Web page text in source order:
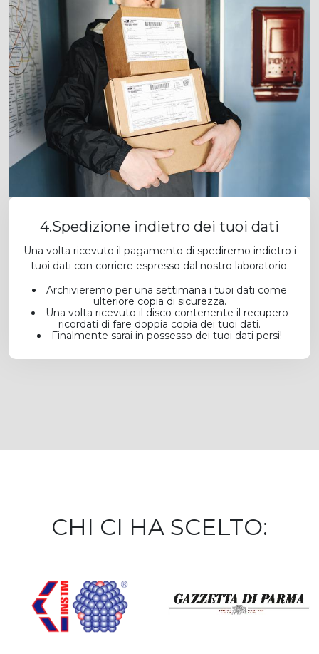
4.Spedizione indietro dei tuoi dati
Una volta ricevuto il pagamento di spediremo indietro i
tuoi dati con corriere espresso dal nostro laboratorio.
Archivieremo per una settimana i tuoi dati come
ulteriore copia di sicurezza.
Una volta ricevuto il disco contenente il recupero
ricordati di fare doppia copia dei tuoi dati.
Finalmente sarai in possesso dei tuoi dati persi!
CHI CI HA SCELTO: